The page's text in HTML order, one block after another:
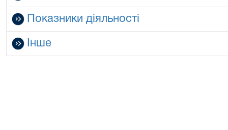
Показники діяльності
Інше